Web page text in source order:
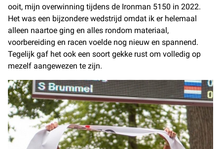
ooit, mijn overwinning tijdens de Ironman 5150 in 2022.
Het was een bijzondere wedstrijd omdat ik er helemaal
alleen naartoe ging en alles rondom materiaal,
voorbereiding en racen voelde nog nieuw en spannend.
Tegelijk gaf het ook een soort gekke rust om volledig op
mezelf aangewezen te zijn.